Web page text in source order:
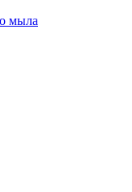
мыла